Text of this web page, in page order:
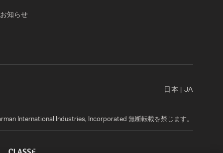
知らせ
日本 JA
International Industries, Incorporated 無断転載を禁じます。